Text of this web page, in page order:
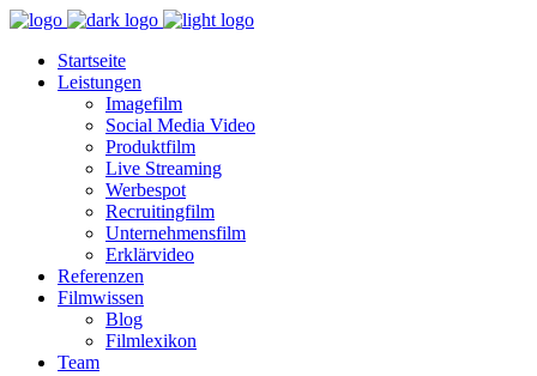
Startseite
Leistungen
Imagefilm
Social Media Video
Produktfilm
Live Streaming
Werbespot
Recruitingfilm
Unternehmensfilm
Erklärvideo
Referenzen
Filmwissen
Blog
Filmlexikon
Team